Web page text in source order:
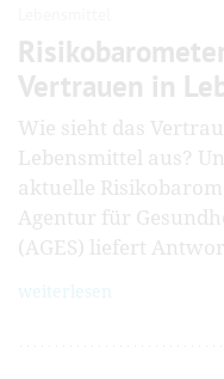
Vertrauen in
Wie sieht das
Lebensmittel aus?
aktuelle
Agentur für
(AGES) liefert
weiterlesen